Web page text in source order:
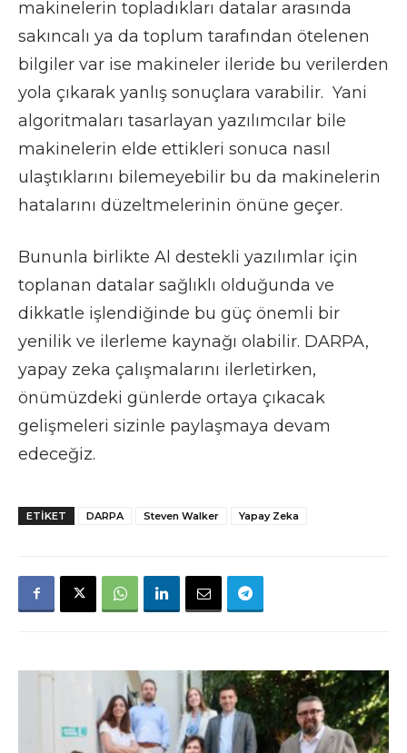
makinelerin topladıkları datalar arasında
sakıncalı ya da toplum tarafından ötelenen
bilgiler var ise makineler ileride bu verilerden
yola çıkarak yanlış sonuçlara varabilir. Yani
algoritmaları tasarlayan yazılımcılar bile
makinelerin elde ettikleri sonuca nasıl
ulaştıklarını bilemeyebilir bu da makinelerin
hatalarını düzeltmelerinin önüne geçer.
Bununla birlikte Al destekli yazılımlar için
toplanan datalar sağlıklı olduğunda ve
dikkatle işlendiğinde bu güç önemli bir
yenilik ve ilerleme kaynağı olabilir. DARPA,
yapay zeka çalışmalarını ilerletirken,
önümüzdeki günlerde ortaya çıkacak
gelişmeleri sizinle paylaşmaya devam
edeceğiz.
ETIKET DARPA Steven Walker Yapay Zeka